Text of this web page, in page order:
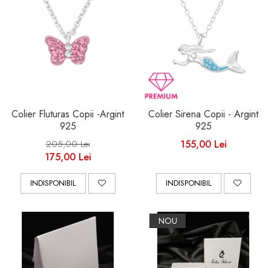
Colier Fluturas Copii -Argint
925
205,00 Lei
175,00 Lei
INDISPONIBIL
Colier Sirena Copii - Argint
925
155,00 Lei
INDISPONIBIL
NOU